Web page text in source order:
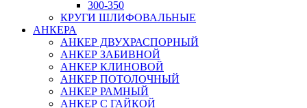
300-350
КРУГИ ШЛИФОВАЛЬНЫЕ
АНКЕРА
АНКЕР ДВУХРАСПОРНЫЙ
АНКЕР ЗАБИВНОЙ
АНКЕР КЛИНОВОЙ
АНКЕР ПОТОЛОЧНЫЙ
АНКЕР РАМНЫЙ
АНКЕР С ГАЙКОЙ